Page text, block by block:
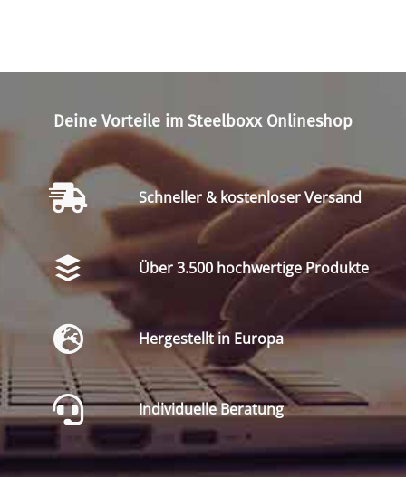
Deine Vorteile im Steelboxx Onlineshop
Schneller & kostenloser Versand
Über 3.500 hochwertige Produkte
Hergestellt in Europa
Individuelle Beratung